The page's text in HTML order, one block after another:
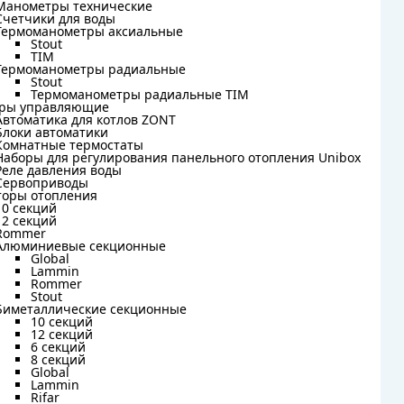
технические
для воды
аксиальные
Stout
TIM
радиальные
Stout
Термоманометры радиальные TIM
управляющие
для котлов ZONT
автоматики
термостаты
для регулирования панельного отопления Unibox
давления воды
отопления
секций
секций
секционные
Global
Lammin
Rommer
Stout
секционные
10 секций
12 секций
6 секций
8 секций
Global
Lammin
Rifar
технические
для воды
аксиальные
Stout
TIM
радиальные
Stout
Термоманометры радиальные TIM
управляющие
для котлов ZONT
автоматики
термостаты
для регулирования панельного отопления Unibox
давления воды
отопления
секций
секций
секционные
Global
Lammin
Rommer
Stout
секционные
10 секций
12 секций
6 секций
8 секций
Global
Lammin
Rifar
+ шт
: 1 шт.
-
В корзину
В наличии : 2 шт.